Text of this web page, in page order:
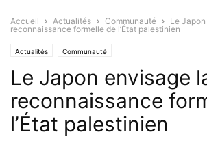
Accueil Actualités Communauté
Le
reconnaissance formelle de l’État palestinien
Actualités Communauté
Le Japon envisage
reconnaissance
l’État palestinien